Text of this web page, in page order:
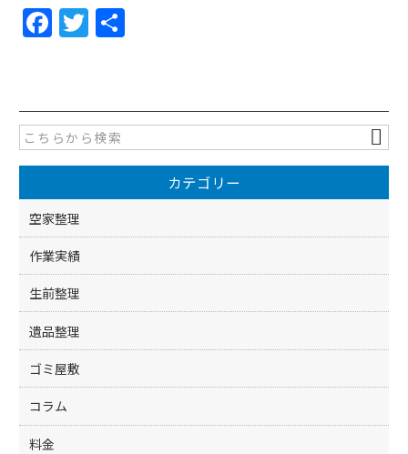
F
e
b
o
o
k
T
er
カテゴリー
空家整理
作業実績
生前整理
遺品整理
ゴミ屋敷
コラム
料金